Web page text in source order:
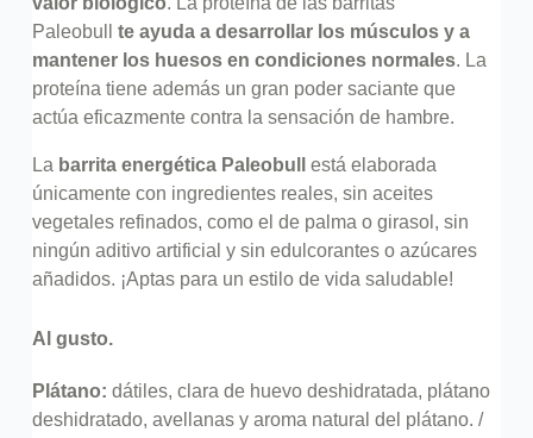
Paleobull te ayuda a desarrollar los músculos y a
mantener los huesos en condiciones normales. La
proteína tiene además un gran poder saciante que
actúa eficazmente contra la sensación de hambre.
La barrita energética Paleobull
está elaborada
únicamente con ingredientes reales, sin aceites
vegetales refinados, como el de palma o girasol, sin
ningún aditivo artificial y sin edulcorantes o azúcares
añadidos. ¡Aptas para un estilo de vida saludable!
Al gusto.
Plátano: dátiles, clara de huevo deshidratada, plátano
deshidratado, avellanas y aroma natural del plátano. /